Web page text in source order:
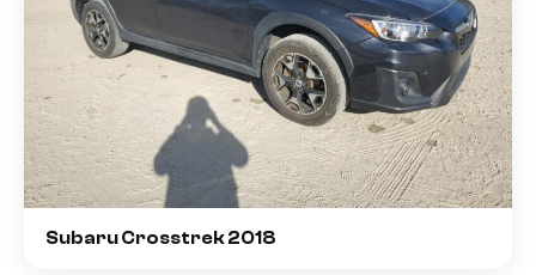
Subaru Crosstrek 2018